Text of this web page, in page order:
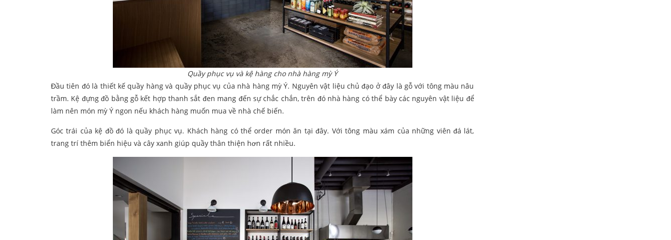
Quầy phục vụ và kệ hàng cho nhà hàng mỳ Ý
Đầu tiên đó là thiết kế quầy hàng và quầy phục vụ của nhà hàng mỳ Ý. Nguyên vật liệu chủ đạo ở đây là gỗ với tông màu nâu
trầm. Kệ đựng đồ bằng gỗ kết hợp thanh sắt đen mang đến sự chắc chắn, trên đó nhà hàng có thể bày các nguyên vật liệu để
làm nên món mỳ Ý ngon nếu khách hàng muốn mua về nhà chế biến.
Góc trái của kệ đồ đó là quầy phục vụ. Khách hàng có thể order món ăn tại đây. Với tông màu xám của những viên đá lát,
trang trí thêm biển hiệu và cây xanh giúp quầy thân thiện hơn rất nhiều.